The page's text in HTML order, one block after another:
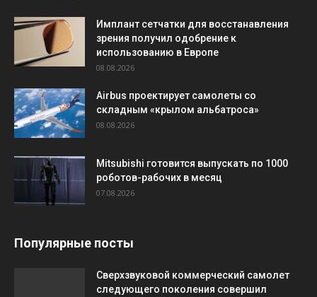
Имплант сетчатки для восстанавления
зрения получил одобрение к
использованию в Европе
08.08.2026
Airbus проектирует самолеты со
складным «крылом альбатроса»
08.08.2026
Mitsubishi готовится выпускать по 1000
роботов-рабочих в месяц
07.08.2026
Популярные посты
Сверхзвуковой коммерческий самолет
следующего поколения совершил